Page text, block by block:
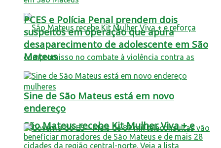
São Mateus recebe Kit Mulher Viva + e
PCES e Polícia Penal prendem dois
suspeitos em operação que apura
desaparecimento de adolescente em São
Mateus
Sine de São Mateus está em novo
endereço